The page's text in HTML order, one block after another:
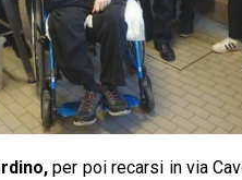
per poi recarsi in via